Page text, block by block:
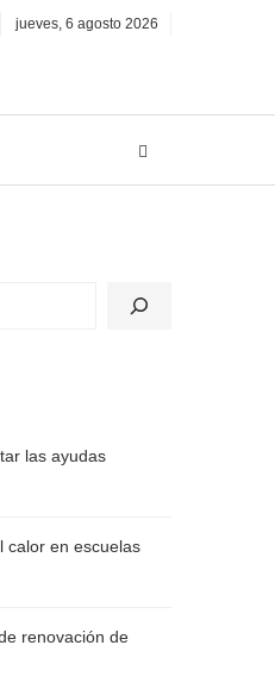
jueves, 6 agosto 2026
las ayudas
calor en escuelas
renovación de